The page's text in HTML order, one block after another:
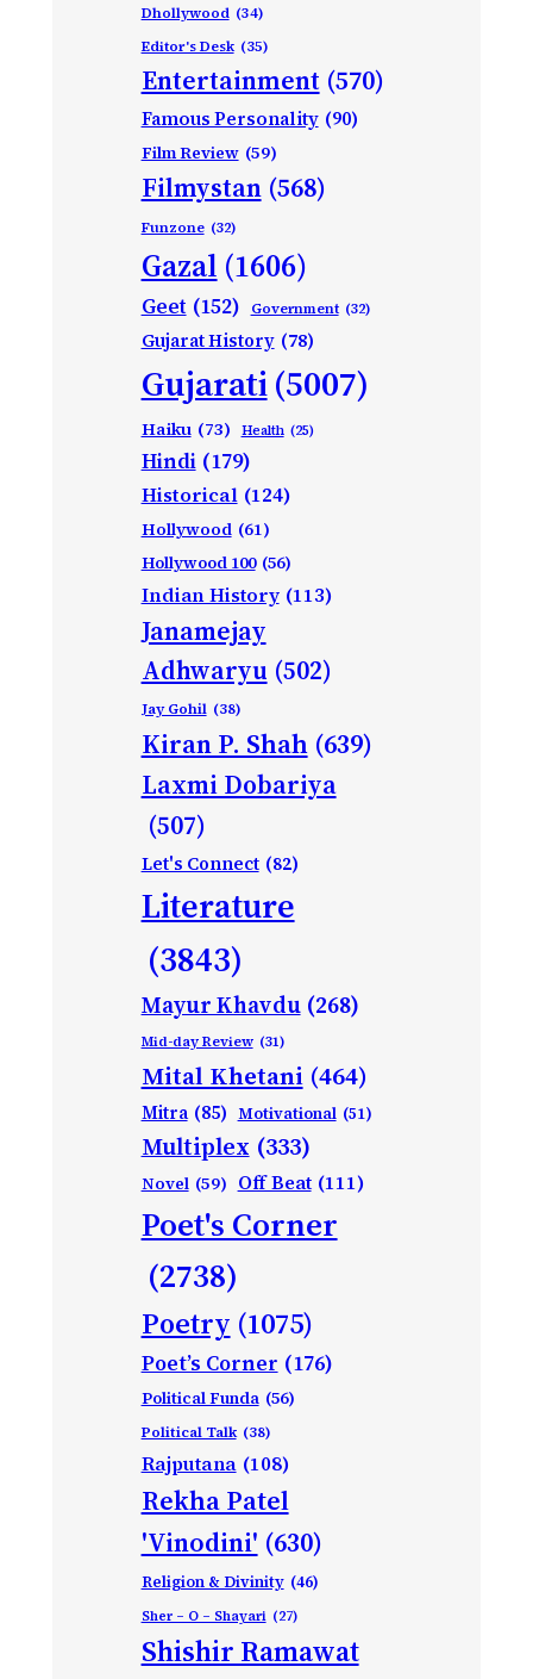
Dhollywood (34)
Editor's Desk (35)
Entertainment (570)
Famous Personality (90)
Film Review (59)
Filmystan (568)
Funzone (32)
Gazal (1606)
Geet (152) Government (32)
Gujarat History (78)
Gujarati(5007)
Haiku (73) Health (25)
Hindi (179)
Historical (124)
Hollywood (61)
Hollywood 100 (56)
Indian History (113)
Janamejay
Adhwaryu (502)
Jay Gohil (38)
Kiran P. Shah (639)
Laxmi Dobariya
(507)
Let's Connect (82)
Literature
(3843)
Mayur Khavdu (268)
Mid-day Review (31)
Mital Khetani (464)
Mitra (85) Motivational (51)
Multiplex (333)
Novel (59) Off Beat (111)
Poet's Corner
(2738)
Poetry (1075)
Poet’s Corner (176)
Political Funda (56)
Political Talk (38)
Rajputana (108)
Rekha Patel
'Vinodini' (630)
Religion & Divinity (46)
Sher – O – Shayari (27)
Shishir Ramawat